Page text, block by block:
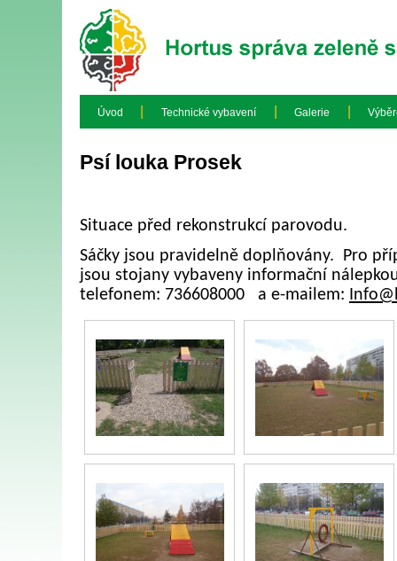
Úvod Technické vybavení Galerie
Psí louka Prosek
Situace před rekonstrukcí parovodu.
Sáčky jsou pravidelně doplňovány. Pro
jsou stojany vybaveny informační
telefonem: 736608000 a e-mailem: